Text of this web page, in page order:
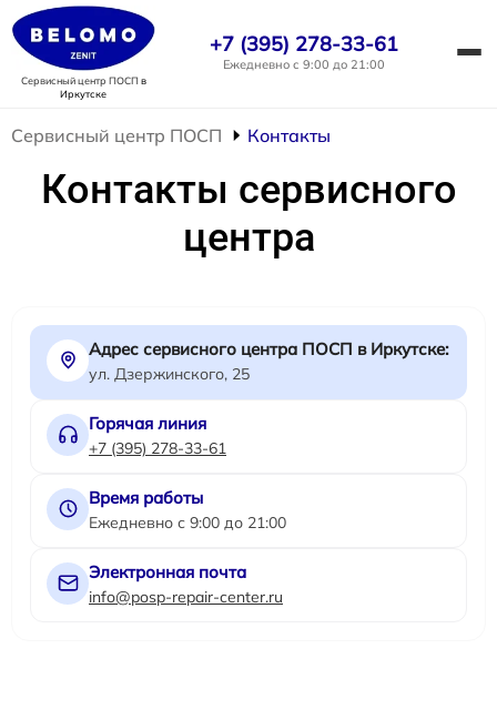
Сервисный центр ПОСПв
Иркутске
+7 (395) 278-33-61
Ежедневно с 9:00 до 21:00
Сервисный центр ПОСП Контакты
Контакты сервисного
центра
Адрес сервисного центра ПОСП в Иркутске:
ул. Дзержинского, 25
Горячая линия
+7 (395) 278-33-61
Время работы
Ежедневно с 9:00 до 21:00
Электронная почта
info@posp-repair-center.ru